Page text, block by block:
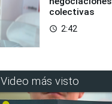
colectivas
access_time 2:42
Video más visto